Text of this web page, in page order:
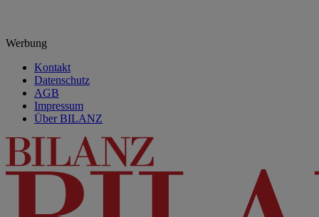
Werbung
Kontakt
Datenschutz
AGB
Impressum
Über BILANZ